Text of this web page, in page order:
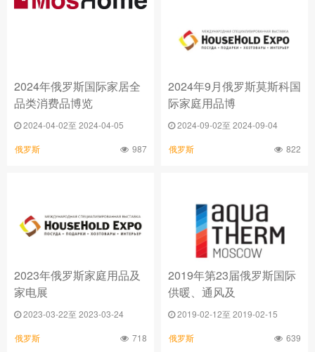
2024年俄罗斯国际家居全
品类消费品博览
2024-04-02至 2024-04-05
俄罗斯 987
2024年9月俄罗斯莫斯科国
际家庭用品博
2024-09-02至 2024-09-04
俄罗斯 822
2023年俄罗斯家庭用品及
家电展
2023-03-22至 2023-03-24
俄罗斯 718
2019年第23届俄罗斯国际
供暖、通风及
2019-02-12至 2019-02-15
俄罗斯 639